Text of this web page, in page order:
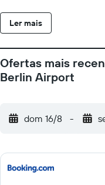
relaxar no Salão Airliner,
privado acarreta um custo
Ler mais
Ofertas mais
Berlin Airport
dom 16/8 -